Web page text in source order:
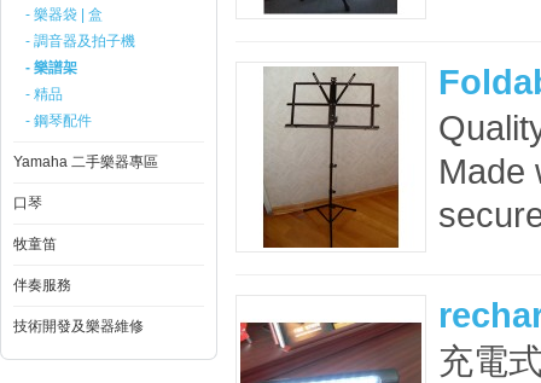
- 樂器袋 | 盒
- 調音器及拍子機
- 樂譜架
- 精品
- 鋼琴配件
Yamaha 二手樂器專區
口琴
牧童笛
伴奏服務
技術開發及樂器維修
Made
充電